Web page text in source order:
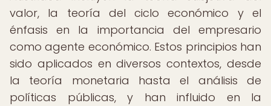
valor, la teoría del ciclo económico y el
énfasis en la importancia del empresario
como agente económico. Estos principios han
sido aplicados en diversos contextos, desde
la teoría monetaria hasta el análisis de
políticas públicas, y han influido en la